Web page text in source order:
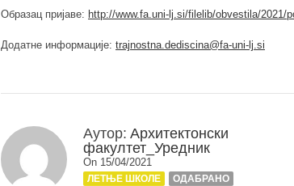
Образац пријаве: http://www.fa.uni-lj.si/filelib/obvestila/2021/
Додатне информације: trajnostna.dediscina@fa-uni-lj.si
Аутор: Архитектонски
факултет_Уредник
On 15/04/2021
ЛЕТЊЕ ШКОЛЕ
ОДАБРАНО